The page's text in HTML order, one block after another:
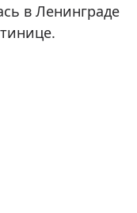
в Ленинграде